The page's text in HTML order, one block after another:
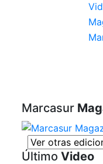
Marcasur
Último Video